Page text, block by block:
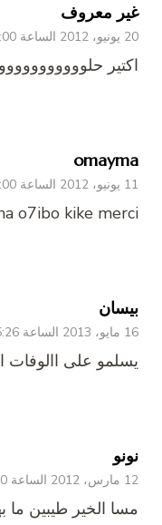
غير معروف
20 يونيو، 2012 الساعة 12:00 ص
اكتير حلووووووووووو
omayma
11 يونيو، 2012 الساعة 12:00 ص
o7ibo kike merci
بيسان
16 مايو، 2013 الساعة 5:26 ص
يسلمو على االوفات
نونو
12 مارس، 2012 الساعة 12:00 ص
مسا الخير طيبين